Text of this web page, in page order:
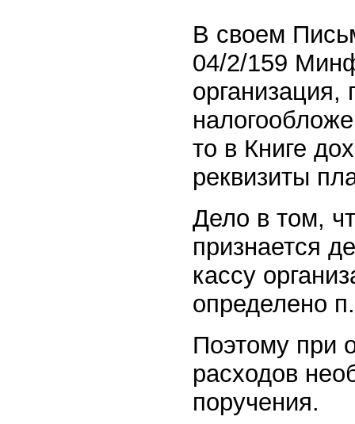
В своем
04/2/159
то в Книге
реквизиты
Дело в том,
признается
кассу
определено
Поэтому при
расходов
поручения.